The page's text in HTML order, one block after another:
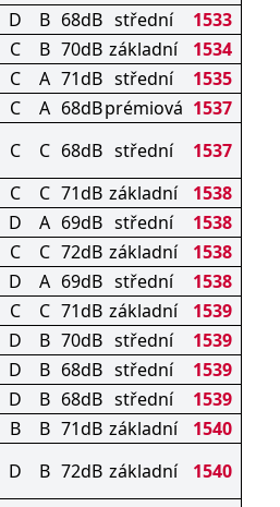
D B 68dB střední
1533
C B 70dB základní
1534
C A 71dB střední
1535
C A 68dBprémiová 1537
C C 68dB střední
1537
C C 71dB základní
1538
D A 69dB střední
1538
C C 72dB základní
1538
D A 69dB střední
1538
C C 71dB základní
1539
D B 70dB střední
1539
D B 68dB střední
1539
D B 68dB střední
1539
B B 71dB základní
1540
D B 72dB základní
1540